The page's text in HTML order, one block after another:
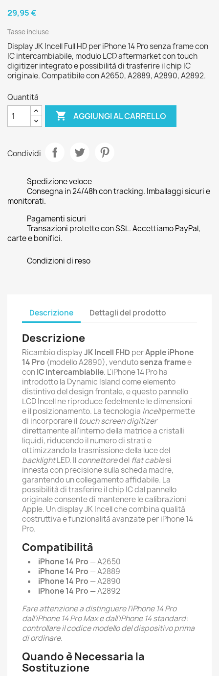
29,95 €
Tasse incluse
Display JK Incell Full HD per iPhone 14 Pro senza frame con
IC intercambiabile, modulo LCD aftermarket con touch
digitizer integrato e possibilità di trasferire il chip IC
originale. Compatibile con A2650, A2889, A2890, A2892.
Quantità
 AGGIUNGI AL CARRELLO
Condividi
Spedizione veloce
Consegna in 24/48h con tracking. Imballaggi sicuri e
monitorati.
Pagamenti sicuri
Transazioni protette con SSL. Accettiamo PayPal,
carte e bonifici.
Condizioni di reso
Descrizione Dettagli del prodotto
Descrizione
Ricambio displayJK Incell FHD perApple iPhone
14 Pro (modello A2890), vendutosenza framee
conIC intercambiabile. L'iPhone 14 Pro ha
introdotto la Dynamic Island come elemento
distintivo del design frontale, e questo pannello
LCD Incell ne riproduce fedelmente le dimensioni
e il posizionamento. La tecnologia Incellpermette
di incorporare il touch screen digitizer
direttamente all'interno della matrice a cristalli
liquidi, riducendo il numero di strati e
ottimizzando la trasmissione della luce del
backlightLED. Ilconnettoredel flat cablesi
innesta con precisione sulla scheda madre,
garantendo un collegamento affidabile. La
possibilità di trasferire il chip IC dal pannello
originale consente di mantenere le calibrazioni
Apple. Un display JK Incell che combina qualità
costruttiva e funzionalità avanzate per iPhone 14
Pro.
Compatibilità
iPhone 14 Pro — A2650
iPhone 14 Pro — A2889
iPhone 14 Pro — A2890
iPhone 14 Pro — A2892
Fare attenzione a distinguere l'iPhone 14 Pro
dall'iPhone 14 Pro Max e dall'iPhone 14 standard:
controllare il codice modello del dispositivo prima
di ordinare.
Quando è Necessaria la
Sostituzione